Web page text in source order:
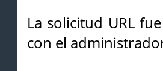
La solicitud URL
con el